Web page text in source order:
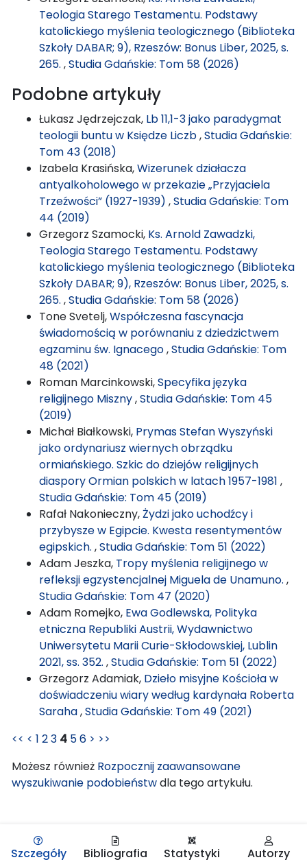
Teologia Starego Testamentu. Podstawy
katolickiego myślenia teologicznego (Biblioteka
Szkoły DABAR; 9), Rzeszów: Bonus Liber, 2025, s.
265. ,Studia Gdańskie: Tom 58 (2026)
Podobne artykuły
Łukasz Jędrzejczak, Lb 11,1-3 jako paradygmat
teologii buntu w Księdze Liczb,Studia Gdańskie:
Tom 43 (2018)
Izabela Krasińska,Wizerunek działacza
antyalkoholowego w przekazie „Przyjaciela
Trzeźwości” (1927-1939) ,Studia Gdańskie: Tom
44 (2019)
Grzegorz Szamocki, Ks. Arnold Zawadzki,
Teologia Starego Testamentu. Podstawy
katolickiego myślenia teologicznego (Biblioteka
Szkoły DABAR; 9), Rzeszów: Bonus Liber, 2025, s.
265. ,Studia Gdańskie: Tom 58 (2026)
Tone Svetelj,Współczesna fascynacja
świadomością w porównaniu z dziedzictwem
egzaminu św. Ignacego,Studia Gdańskie: Tom
48 (2021)
Roman Marcinkowski,Specyfika języka
religijnego Miszny,Studia Gdańskie: Tom 45
(2019)
Michał Białkowski, Prymas Stefan Wyszyński
jako ordynariusz wiernych obrządku
ormiańskiego. Szkic do dziejów religijnych
diaspory Ormian polskich w latach 1957-1981 ,
Studia Gdańskie: Tom 45 (2019)
Rafał Nakonieczny,Żydzi jako uchodźcy i
przybysze w Egipcie. Kwesta resentymentów
egipskich. ,Studia Gdańskie: Tom 51 (2022)
Adam Jeszka, Tropy myślenia religijnego w
refleksji egzystencjalnej Miguela de Unamuno. ,
Studia Gdańskie: Tom 47 (2020)
Adam Romejko, Ewa Godlewska, Polityka
etniczna Republiki Austrii, Wydawnictwo
Uniwersytetu Marii Curie-Skłodowskiej, Lublin
2021, ss. 352. ,Studia Gdańskie: Tom 51 (2022)
Grzegorz Adamiak, Dzieło misyjne Kościoła w
doświadczeniu wiary według kardynała Roberta
Saraha,Studia Gdańskie: Tom 49 (2021)
<< < 1 23 4 56 > >>
Możesz również Rozpocznij zaawansowane
wyszukiwanie podobieństwdla tego artykułu.
Szczegóły Bibliografia Statystyki Autorzy